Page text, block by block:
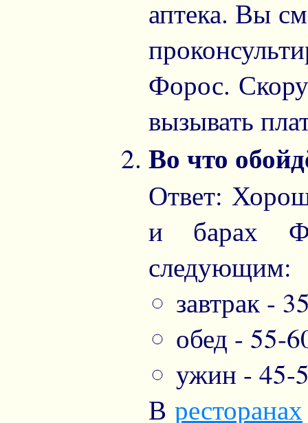
аптека. Вы
Форос.
вызывать
Во что
Ответ:
и барах
следующим:
завтрак -
обед - 55-
ужин - 45-
В ресторанах